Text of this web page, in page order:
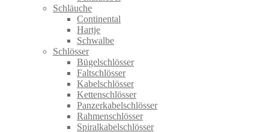
Schläuche
Continental
Hartje
Schwalbe
Schlösser
Bügelschlösser
Faltschlösser
Kabelschlösser
Kettenschlösser
Panzerkabelschlösser
Rahmenschlösser
Spiralkabelschlösser